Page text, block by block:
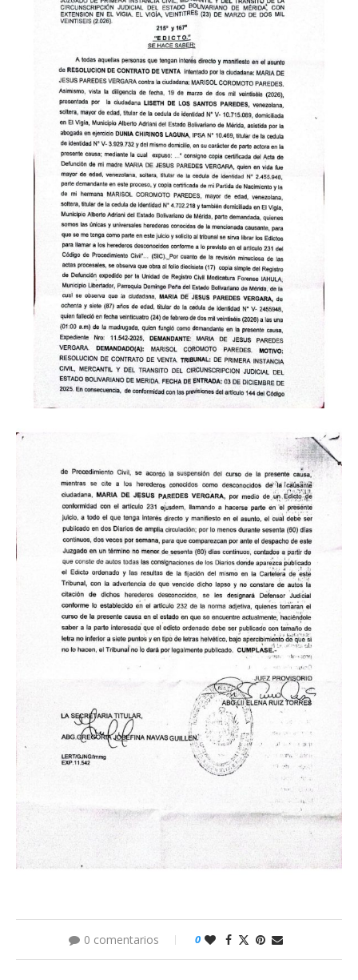
0 comentarios 0